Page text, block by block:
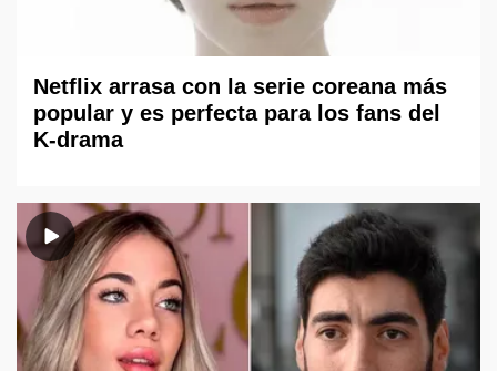
Netflix arrasa con la serie coreana más
popular y es perfecta para los fans del
K-drama